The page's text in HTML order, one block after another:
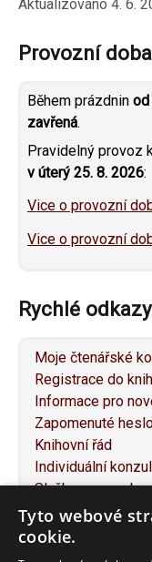
Aktualizováno 4. 6.
Provozní doba
Během prázdnin od
zavřená.
Pravidelný provoz
v úterý 25. 8. 2026:
Vice o provozní
Vice o provozní
Rychlé odkazy
Moje čtenářské
Registrace do
Informace pro
Zapomenuté
Knihovní řád
Individuální
Služby pro
Návrh na nákup
Napište nám
Tyto webové
cookie.